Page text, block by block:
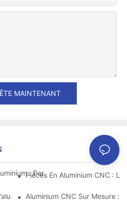
MAINTENANT
: Personnalisation Pour Les
Pièces En Aluminium CNC :
: Découverte Des
Aluminium CNC Sur Mesure :